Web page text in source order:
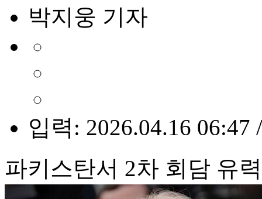
박지웅 기자
입력: 2026.04.16 06:47
파키스탄서 2차 회담 유력